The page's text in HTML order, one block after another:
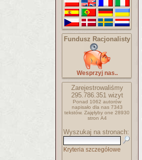
Fundusz Racjonalisty
Wesprzyj nas..
Zarejestrowaliśmy
295.786.351wizyt
Ponad 1062 autorów
napisało dla nas 7343
tekstów. Zajęłyby one 28930
stron A4
Wyszukaj na stronach:
Kryteria szczegółowe